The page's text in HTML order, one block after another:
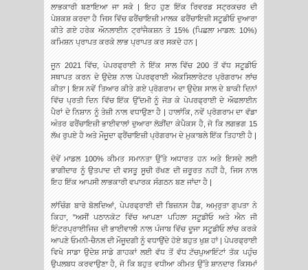
ਲਾਭਕਾਰੀ ਬਣਾਇਆ ਜਾ ਸਕੇ | ਇਹ ਹੁਣ ਇੱਕ ਰਿਵਰਡ ਸਟ੍ਰਕਚਰ ਦੀ
ਪੇਸ਼ਕਸ਼ ਕਰਦਾ ਹੈ ਜਿਸ ਵਿੱਚ ਫਰੈਂਚਾਇਜ਼ੀ ਮਾਲਕ ਫਰੈਂਚਾਇਜ਼ੀ ਸਟੂਡੀਓ ਦੁਆਰਾ
ਕੀਤੇ ਗਏ ਹਰੇਕ ਔਨਲਾਈਨ ਟ੍ਰਾਂਜੈਕਸ਼ਨ ਤੇ 15% (ਪਿਛਲਾ ਮਾਡਲ: 10%)
ਕਮਿਸ਼ਨ ਪ੍ਰਾਪਤ ਕਰਕੇ ਲਾਭ ਪ੍ਰਾਪਤ ਕਰ ਸਕਦੇ ਹਨ |
ਜੂਨ 2021 ਵਿੱਚ, ਪੇਪਰਫ੍ਰਾਈ ਨੇ ਇੱਕ ਸਾਲ ਵਿੱਚ 200 ਤੋਂ ਵੱਧ ਸਟੂਡੀਓ
ਸਥਾਪਤ ਕਰਨ ਦੇ ਉਦੇਸ਼ ਨਾਲ ਪੇਪਰਫ੍ਰਾਈ ਐਕਸਿਲਾਰੇਟਰ ਪ੍ਰੋਗਰਾਮ ਲਾਂਚ
ਕੀਤਾ | ਇਸ ਨਵੇਂ ਤਿਆਰ ਕੀਤੇ ਗਏ ਪ੍ਰੋਗਰਾਮ ਦਾ ਉਦੇਸ਼ ਸਾਲ ਦੇ ਬਾਕੀ ਦਿਨਾਂ
ਵਿੱਚ ਪ੍ਰਤੀ ਦਿਨ ਵਿੱਚ ਇੱਕ ਉੱਦਮੀ ਨੂੰ ਜੋੜ ਕੇ ਪੇਪਰਫ੍ਰਾਈ ਦੇ ਔਫਲਾਈਨ
ਪੈਰਾਂ ਦੇ ਨਿਸ਼ਾਨ ਨੂੰ ਤੇਜ਼ੀ ਨਾਲ ਵਧਾਉਣਾ ਹੈ | ਹਾਲਾਂਕਿ, ਨਵੇਂ ਪ੍ਰੋਗਰਾਮ ਦਾ ਵੱਡਾ
ਅੰਤਰ ਫਰੈਂਚਾਇਜ਼ੀ ਭਾਈਵਾਲਾਂ ਦੁਆਰਾ ਲੋੜੀਂਦਾ ਕੇਪੈਕਸ ਹੈ, ਜੋ ਕਿ ਲਗਭਗ 15
ਲੱਖ ਰੁਪਏ ਹੈ ਅਤੇ ਮੌਜੂਦਾ ਫ੍ਰੈਂਚਾਇਜ਼ੀ ਪ੍ਰੋਗਰਾਮ ਦੇ ਮੁਕਾਬਲੇ ਇੱਕ ਤਿਹਾਈ ਹੈ |
ਦੋਵੇਂ ਮਾਡਲ 100% ਕੀਮਤ ਸਮਾਨਤਾ ਉੱਤੇ ਅਧਾਰਤ ਹਨ ਅਤੇ ਇਸਦੇ ਲਈ
ਭਾਗੀਦਾਰ ਨੂੰ ਉਤਪਾਦ ਦੀ ਵਸਤੂ ਸੂਚੀ ਰੱਖਣ ਦੀ ਜ਼ਰੂਰਤ ਨਹੀਂ ਹੈ, ਜਿਸ ਨਾਲ
ਇਹ ਇੱਕ ਆਪਸੀ ਲਾਭਕਾਰੀ ਵਪਾਰਕ ਸੰਗਠਨ ਬਣ ਜਾਂਦਾ ਹੈ |
ਲਾਂਚਿੰਗ ਬਾਰੇ ਬੋਲਦਿਆਂ, ਪੇਪਰਫ੍ਰਾਈ ਦੀ ਬਿਜ਼ਨਸ ਹੈਡ, ਅਮ੍ਰੁਤਾ ਗੁਪਤਾ ਨੇ
ਕਿਹਾ, "ਅਸੀਂ ਪਠਾਨਕੋਟ ਵਿੱਚ ਆਪਣਾ ਪਹਿਲਾ ਸਟੂਡੀਓ ਅਤੇ ਐਨ ਜੀ
ਇੰਟਰਪ੍ਰਾਈਜਿਜ਼ ਦੀ ਭਾਈਵਾਲੀ ਨਾਲ ਪੰਜਾਬ ਵਿੱਚ ਦੂਜਾ ਸਟੂਡੀਓ ਲਾਂਚ ਕਰਕੇ
ਆਪਣੇ ਓਮਨੀ-ਚੈਨਲ ਦੀ ਮੌਜੂਦਗੀ ਨੂੰ ਵਧਾਉਂਦੇ ਹੋਏ ਬਹੁਤ ਖੁਸ਼ ਹਾਂ | ਪੇਪਰਫ੍ਰਾਈ
ਵਿਖੇ ਸਾਡਾ ਉਦੇਸ਼ ਸਾਡੇ ਗਾਹਕਾਂ ਲਈ ਵੱਧ ਤੋਂ ਵੱਧ ਟੱਚਪੁਆਇੰਟਾਂ ਤੱਕ ਪਹੁੰਚ
ਉਪਲਬਧ ਕਰਵਾਉਣਾ ਹੈ, ਜੋ ਕਿ ਬਹੁਤ ਵਧੀਆ ਕੀਮਤ ਉੱਤੇ ਸ਼ਾਨਦਾਰ ਕਿਸਮਾਂ